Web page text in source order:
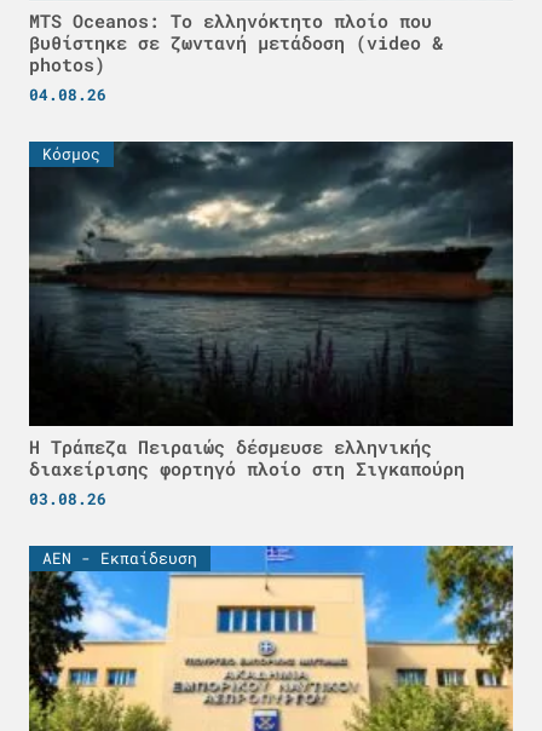
MTS Oceanos: Το ελληνόκτητο πλοίο που
βυθίστηκε σε ζωντανή μετάδοση (video &
photos)
04.08.26
Κόσμος
Η Τράπεζα Πειραιώς δέσμευσε ελληνικής
διαχείρισης φορτηγό πλοίο στη Σιγκαπούρη
03.08.26
ΑΕΝ - Εκπαίδευση